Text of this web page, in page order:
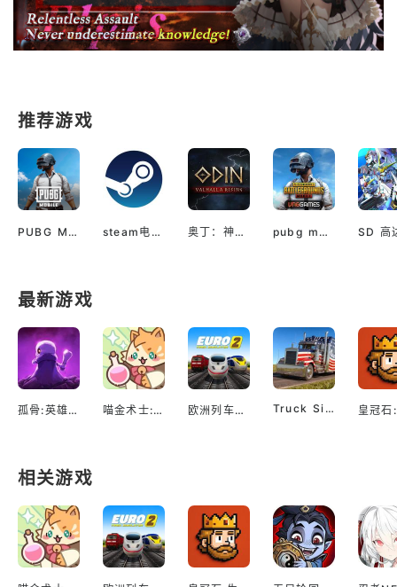
推荐游戏
PUBG M(国际服绝地求生) steam电脑版下载 奥丁：神判（国际服） pubg mobile最新版本
最新游戏
孤骨:英雄杀手 喵金术士:猫咪合并大亨 欧洲列车模拟2 Truck Simulator EVO: Drive USA
相关游戏